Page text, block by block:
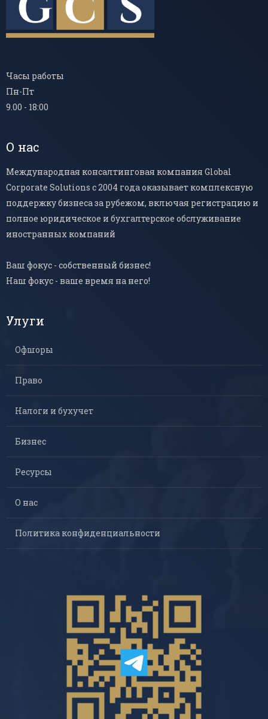
Часы работы
Пн-Пт
9.00 - 18:00
О нас
Международная консалтинговая компания Global
Corporate Solutions с 2004 года оказывает комплексную
поддержку бизнеса за рубежом, включая регистрацию и
полное юридическое и бухгалтерское обслуживание
иностранных компаний
Ваш фокус - собственный бизнес!
Наш фокус - ваше время на него!
Улуги
Офшоры
Право
Налоги и бухучет
Бизнес
Ресурсы
О нас
Политика конфиденциальности